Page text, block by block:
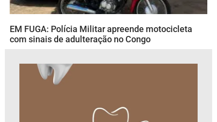
EM FUGA: Polícia Militar apreende motocicleta
com sinais de adulteração no Congo